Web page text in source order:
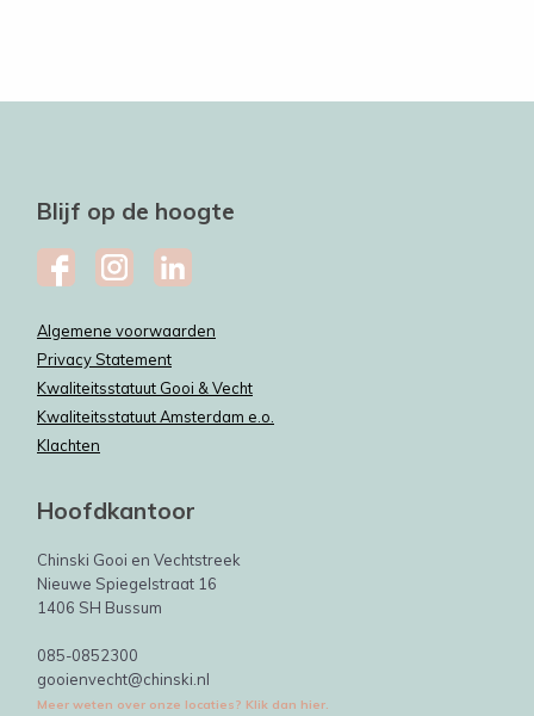
Blijf op de hoogte
Algemene voorwaarden
Privacy Statement
Kwaliteitsstatuut Gooi & Vecht
Kwaliteitsstatuut Amsterdam e.o.
Klachten
Hoofdkantoor
Chinski Gooi en Vechtstreek
Nieuwe Spiegelstraat 16
1406 SH Bussum
085-0852300
gooienvecht@chinski.nl
Meer weten over onze locaties? Klik dan hier.